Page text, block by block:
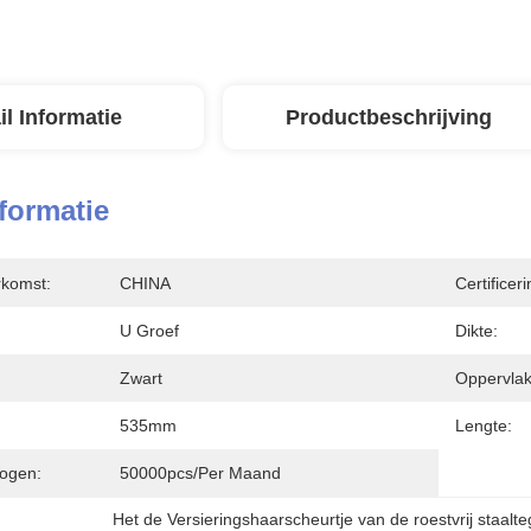
Informatie Productbeschrijving
CHINA
U Groef Dikte:
Zwart
535mm Lengte:
50000pcs/per Maand
Het de Versieringshaarscheurtje van de roestvrij